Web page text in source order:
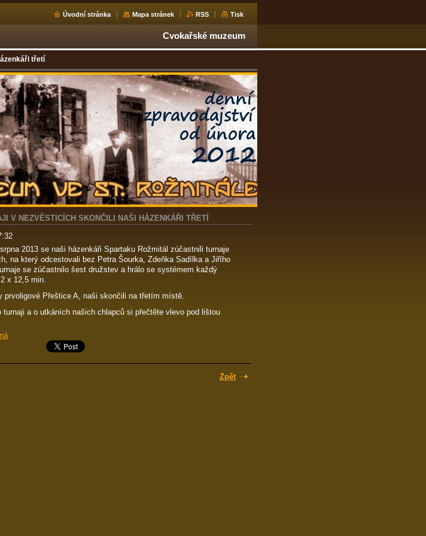
Úvodní stránka Mapa stránek RSS Tisk
Cvokařské muzeum
třetí
V NEZVĚSTICÍCH SKONČILI NAŠI HÁZENKÁŘI TŘETÍ
2013 se naši házenkáři Spartaku Rožmitál zúčastnili turnaje
na který odcestovali bez Petra Šourka, Zdeňka Sadílka a Jiřího
se zúčastnilo šest družstev a hrálo se systémem každý
x 12,5 min.
prvoligové Přeštice A, naši skončili na třetím místě.
turnaji a o utkáních našich chlapců si přečtěte vlevo pod lištou
Zpět